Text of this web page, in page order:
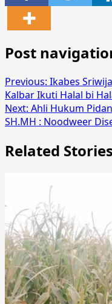
Post
Previous: Ikabes
Kalbar Ikuti Halal bi
Next: Ahli Hukum
SH.MH : Noodweer
Related Stories